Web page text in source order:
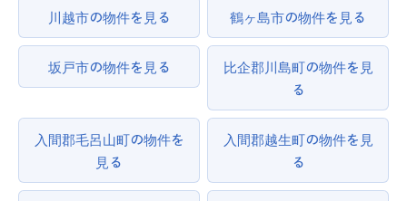
川越市の物件を見る 鶴ヶ島市の物件を見る
坂戸市の物件を見る
比企郡川島町の物件を見
る
入間郡毛呂山町の物件を
見る
入間郡越生町の物件を見
る